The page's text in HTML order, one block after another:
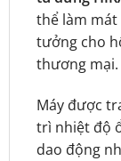
thể làm
tưởng cho
thương mại.
Máy được
trì nhiệt độ
dao động